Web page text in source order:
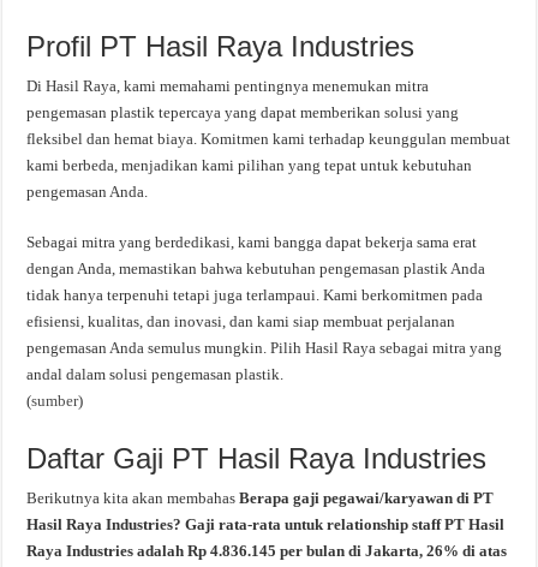
Profil PT Hasil Raya Industries
Di Hasil Raya, kami memahami pentingnya menemukan mitra
pengemasan plastik tepercaya yang dapat memberikan solusi yang
fleksibel dan hemat biaya. Komitmen kami terhadap keunggulan membuat
kami berbeda, menjadikan kami pilihan yang tepat untuk kebutuhan
pengemasan Anda.
Sebagai mitra yang berdedikasi, kami bangga dapat bekerja sama erat
dengan Anda, memastikan bahwa kebutuhan pengemasan plastik Anda
tidak hanya terpenuhi tetapi juga terlampaui. Kami berkomitmen pada
efisiensi, kualitas, dan inovasi, dan kami siap membuat perjalanan
pengemasan Anda semulus mungkin. Pilih Hasil Raya sebagai mitra yang
andal dalam solusi pengemasan plastik.
(sumber)
Daftar Gaji PT Hasil Raya Industries
Berikutnya kita akan membahasBerapa gaji pegawai/karyawan di PT
Hasil Raya Industries? Gaji rata-rata untuk relationship staff PT Hasil
Raya Industries adalah Rp 4.836.145 per bulan di Jakarta, 26% di atas